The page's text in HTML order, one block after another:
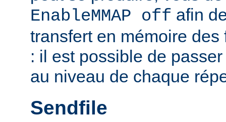
EnableMMAP off afin
transfert en mémoire
: il est possible de
au niveau de chaque
Sendfile